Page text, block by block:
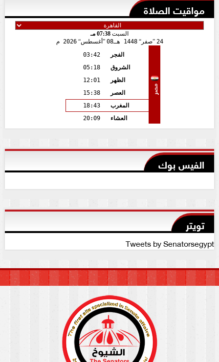
مواقيت الصلاة
السبت 07:38 مـ
24
صفر 1448 هـ 08 أغسطس 2026 م
مصر
الفجر
03:42
الشروق
05:18
الظهر
12:01
العصر
15:38
المغرب
18:43
العشاء
20:09
الفيس بوك
تويتر
Tweets by Senatorsegypt